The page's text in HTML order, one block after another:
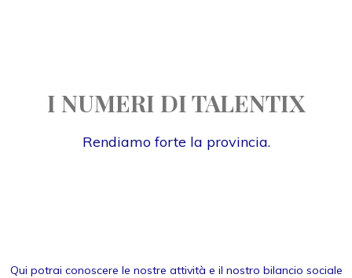
I NUMERI DI TALENTIX
Rendiamo forte la provincia.
Qui potrai conoscere le nostre attività e il nostro bilancio sociale